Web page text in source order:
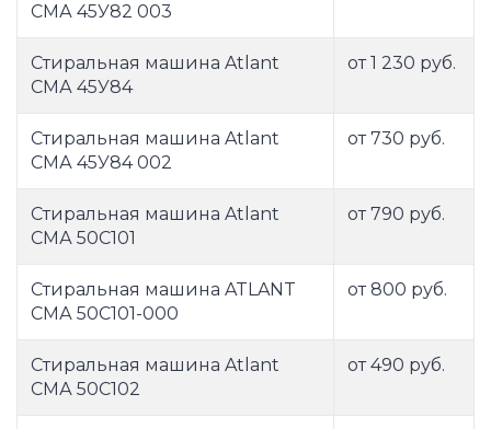
СМА 45У82 003
Стиральная машина Atlant
СМА 45У84
от 1 230 руб.
Стиральная машина Atlant
СМА 45У84 002
от 730 руб.
Стиральная машина Atlant
СМА 50С101
от 790 руб.
Стиральная машина ATLANT
СМА 50С101-000
от 800 руб.
Стиральная машина Atlant
СМА 50С102
от 490 руб.